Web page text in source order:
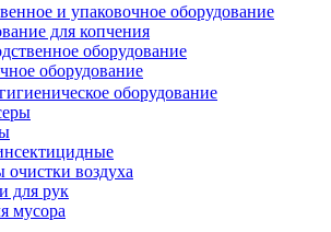
и упаковочное оборудование
для копчения
оборудование
оборудование
оборудование
воздуха
для рук
мусора